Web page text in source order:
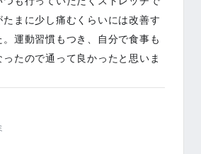
まに少し痛むくらいには改善す
運動習慣もつき、自分で食事も
たので通って良かったと思いま